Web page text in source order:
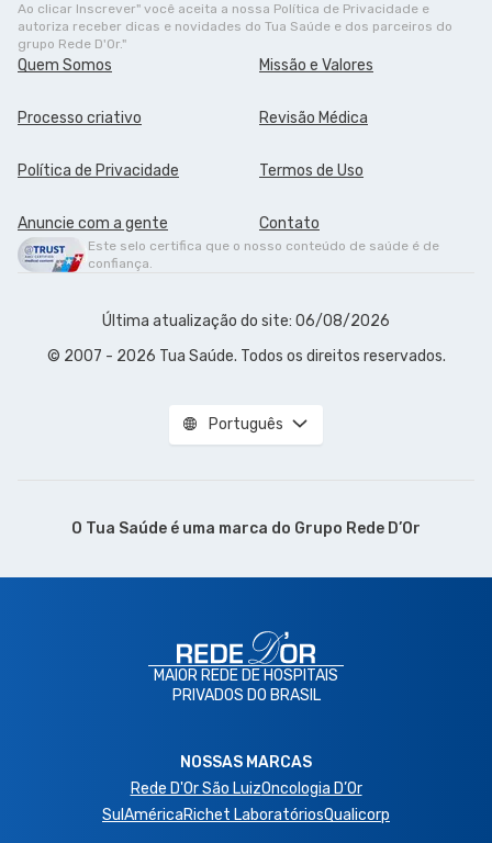
Ao clicar Inscrever" você aceita a nossa Política de Privacidade e
autoriza receber dicas e novidades do Tua Saúde e dos parceiros do
grupo Rede D'Or."
Quem Somos Missão e Valores
Processo criativo Revisão Médica
Política de Privacidade Termos de Uso
Anuncie com a gente Contato
Este selo certifica que o nosso conteúdo de saúde é de
confiança.
Última atualização do site: 06/08/2026
© 2007 - 2026 Tua Saúde. Todos os direitos reservados.
Português
O Tua Saúde é uma marca do Grupo Rede D’Or
MAIOR REDE DE HOSPITAIS
PRIVADOS DO BRASIL
NOSSAS MARCAS
Rede D'Or São LuizOncologia D’Or
SulAméricaRichet LaboratóriosQualicorp